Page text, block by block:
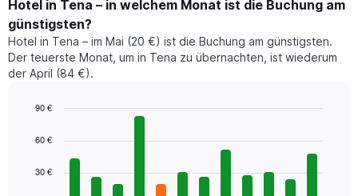
Hotel in Tena – in welchem Monat ist die Buchung am
günstigsten?
Hotel in Tena – im Mai (20 €) ist die Buchung am günstigsten.
Der teuerste Monat, um in Tena zu übernachten, ist wiederum
der April (84 €).
chart
bars.
graphic.
30 €
60 €
90 €